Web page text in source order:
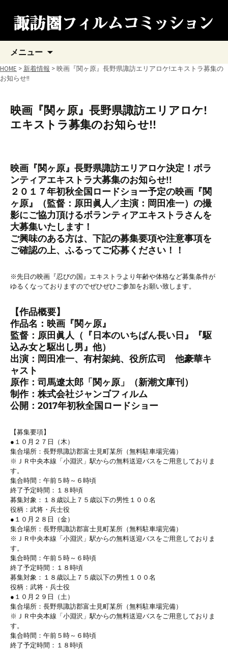
メニュー
テ
ン
ス
キ
ッ
HOME > 新着情報 > 映画『関ヶ原』長野県諏訪エリアロケ!エキストラ募集の
お知らせ!!
映画『関ヶ原』長野県諏訪エリアロケ!
エキストラ募集のお知らせ!!
映画『関ヶ原』長野県諏訪エリアロケ決定！ボラ
ンティアエキストラ大募集のお知らせ!!
２０１７年初秋全国ロードショー予定の映画『関
ヶ原』（監督：原田眞人／主演：岡田准一）の撮
影にご協力頂けるボランティアエキストラさんを
大募集いたします！
ご興味のある方は、下記の募集要項や注意事項を
ご確認の上、ふるってご応募ください！！
※先日の映画『忍びの国』エキストラより年齢や体格など募集条件が
ゆるくなっておりますのでぜひぜひご参加をお願い致します。
【作品概要】
作品名：映画『関ヶ原』
監督：原田眞人（『日本のいちばん長い日』『駆
込み女と駆出し男』他）
出演：岡田准一、有村架純、役所広司 他豪華キ
ャスト
原作：司馬遼太郎「関ヶ原」（新潮文庫刊）
制作：株式会社ジャンゴフィルム
公開：2017年初秋全国ロードショー
【募集要項】
●１０月２７日（木）
集合場所：長野県諏訪郡富士見町某所（無料駐車場完備）
※ＪＲ中央本線「小淵沢」駅からの無料送迎バスをご用意しておりま
す。
集合時間：午前５時～６時頃
終了予定時間：１８時頃
募集対象：１８歳以上７５歳以下の男性１００名
役柄：武将・兵士役
●１０月２８日（金）
集合場所：長野県諏訪郡富士見町某所（無料駐車場完備）
※ＪＲ中央本線「小淵沢」駅からの無料送迎バスをご用意しておりま
す。
集合時間：午前５時～６時頃
終了予定時間：１８時頃
募集対象：１８歳以上７５歳以下の男性１００名
役柄：武将・兵士役
●１０月２９日（土）
集合場所：長野県諏訪郡富士見町某所（無料駐車場完備）
※ＪＲ中央本線「小淵沢」駅からの無料送迎バスをご用意しておりま
す。
集合時間：午前５時～６時頃
終了予定時間：１８時頃